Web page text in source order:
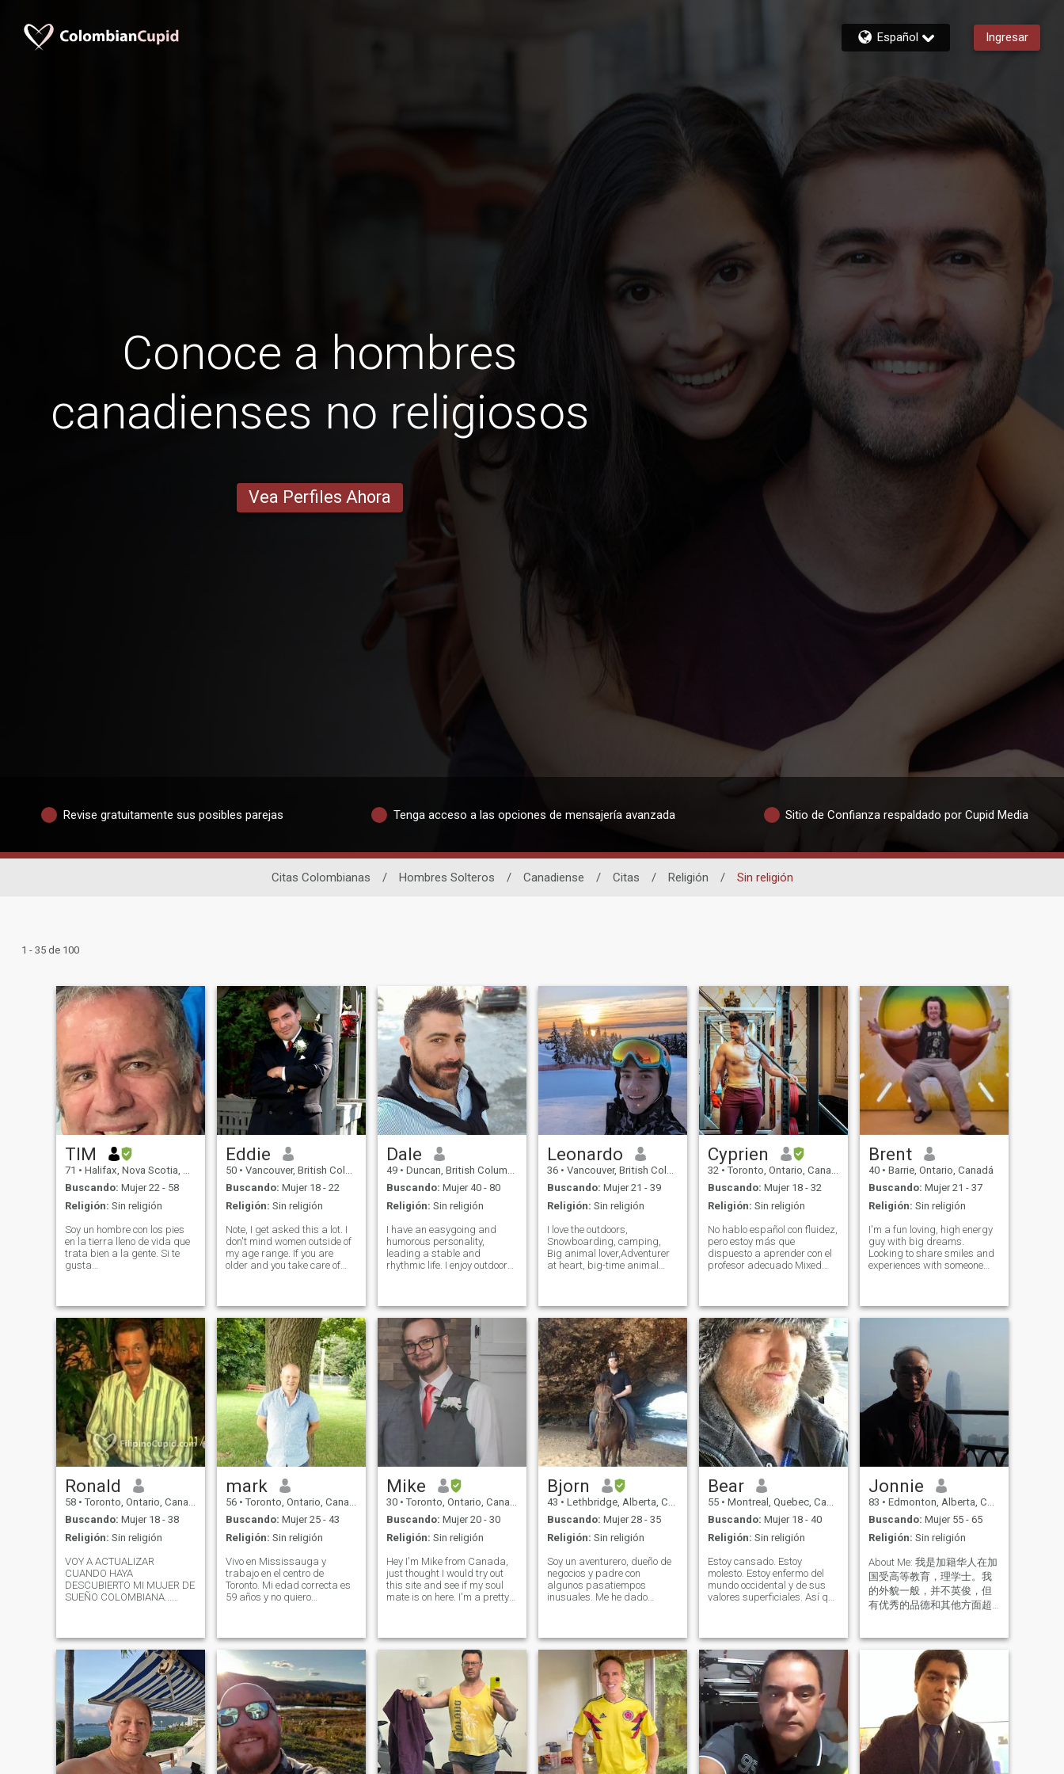
Español Ingresar
Conoce a hombres
canadienses no religiosos
Vea Perfiles Ahora
Revise gratuitamente sus posibles parejas Tenga acceso a las opciones de mensajería avanzada Sitio de Confianza respaldado por Cupid Media
Citas Colombianas / Hombres Solteros / Canadiense / Citas / Religión / Sin religión
1 - 35 de 100
TIM
71 • Halifax, Nova Scotia, Canadá
Buscando: Mujer 22 - 58
Religión: Sin religión
Soy un hombre con los pies
en la tierra lleno de vida que
trata bien a la gente. Si te
gusta
hecha en el cielo! He tenido la
suerte de viajar por el mundo
un poco. y estoy deseando
ver más de eso con alguien
especial. ¿Esa persona eres
tú?
Eddie
50 • Vancouver, British Columbia, Canadá
Buscando: Mujer 18 - 22
Religión: Sin religión
Note, I get asked this a lot. I
don't mind women outside of
my age range. If you are
older and you take care of
am strict with what I look for,
but in reality
Dale
49 • Duncan, British Columbia, Canadá
Buscando: Mujer 40 - 80
Religión: Sin religión
I have an easygoing and
humorous personality,
leading a stable and
rhythmic life. I enjoy outdoor
relatively settled, and I now
wish to invest more time in
meaningful relationsh
Leonardo
36 • Vancouver, British Columbia, Canadá
Buscando: Mujer 21 - 39
Religión: Sin religión
I love the outdoors,
Snowboarding, camping,
Big animal lover,Adventurer
at heart, big-time animal
exploring hidden trails or
discovering new restaurants,
you’ll find me ha
Cyprien
32 • Toronto, Ontario, Canadá
Buscando: Mujer 18 - 32
Religión: Sin religión
No hablo español con fluidez,
pero estoy más que
dispuesto a aprender con el
profesor adecuado Mixed
Engineering B - 340 lbs, S -
450 lbs, D - 500 lbs Single
and no ki
Brent
40 • Barrie, Ontario, Canadá
Buscando: Mujer 21 - 37
Religión: Sin religión
I'm a fun loving, high energy
guy with big dreams.
Looking to share smiles and
experiences with someone
world destinations I dream to
Ronald
58 • Toronto, Ontario, Canadá
Buscando: Mujer 18 - 38
Religión: Sin religión
VOY A ACTUALIZAR
CUANDO HAYA
DESCUBIERTO MI MUJER DE
SUEÑO COLOMBIANA...
He sido chef ejecutivo de Red
Seal, así como chef pastelero
durante muchos años. He
dedicado muchos años a mi
carrera. Sin embargo, he
llegado al punto en el que me
gustaría traer felicidad y
alegría a la vida de una
mujer latina especial. Soy
canadiense de tercera
generación con una Ancestry
mark
56 • Toronto, Ontario, Canadá
Buscando: Mujer 25 - 43
Religión: Sin religión
Vivo en Mississauga y
trabajo en el centro de
Toronto. Mi edad correcta es
59 años y no quiero
recientes. Tengo un gran
trabajo y una vida feliz. Me
gusta viajar, salir a cenar,
coches deportivos, pesca,
paseos en bote, camping con
amigos y excursiones de un
día. Me gusta tratar a una
dama especial, y soy muy
devota y orientada a la
familia.
Mike
30 • Toronto, Ontario, Canadá
Buscando: Mujer 20 - 30
Religión: Sin religión
Hey I'm Mike from Canada,
just thought I would try out
this site and see if my soul
mate is on here. I'm a pretty
it with, if I can find them :) I've
Bjorn
43 • Lethbridge, Alberta, Canadá
Buscando: Mujer 28 - 35
Religión: Sin religión
Soy un aventurero, dueño de
negocios y padre con
algunos pasatiempos
inusuales. Me he dado
gran impacto en mi entorno,
por eso estoy en una misión
para resolver la gran crisis
de la vivienda en Islandia de
la única manera en que se
puede resolver... a través de
la innovación y el
emprendimiento. La gente
está sufriendo y tengo poca
fe en que el gobierno pueda
resolver estos problemas, ya
Bear
55 • Montreal, Quebec, Canadá
Buscando: Mujer 18 - 40
Religión: Sin religión
Estoy cansado. Estoy
molesto. Estoy enfermo del
mundo occidental y de sus
valores superficiales. Así que
pareja. Ella debe ser
inteligente, consciente, tener
sentido del humor, y estar
sexualmente viva. No estoy
buscando enseñar a una
mujer cómo ser mujer. No
quiero nada más que
encontrar a mi compañero y
construir mi casa con ella.
¿es usted ella? ¿tiene lo que
se necesita? Hablemos.
Jonnie
83 • Edmonton, Alberta, Canadá
Buscando: Mujer 55 - 65
Religión: Sin religión
About Me: 我是加籍华人在加
国受高等教育，理学士。我
的外貌一般，并不英俊，但
有优秀的品德和其他方面超
少交际应酬，对食物衣着不
挑剔；诚实可靠，性格温
和，无暴力，有爱心，有修
养。健康挺好, 我好动又好
静， 喜欢学习最新医学(西
医) 新知识，防止疾病学，药
理学和营养学等。增广知识
巩固学问是人生享受之一，
不是为文凭，并无压力。